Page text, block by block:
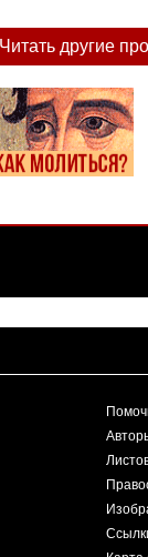
Читать другие